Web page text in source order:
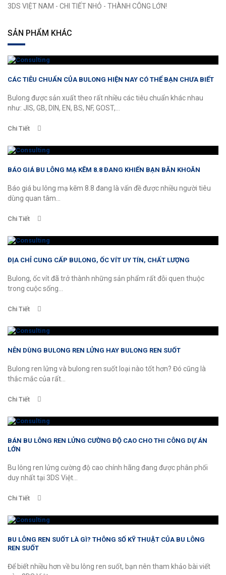
3DS VIỆT NAM - CHI TIẾT NHỎ - THÀNH CÔNG LỚN!
SẢN PHẨM KHÁC
CÁC TIÊU CHUẨN CỦA BULONG HIỆN NAY CÓ THỂ BẠN CHƯA BIẾT
Bulong được sản xuất theo rất nhiều các tiêu chuẩn khác nhau
như: JIS, GB, DIN, EN, BS, NF, GOST,...
Chi Tiết
BÁO GIÁ BU LÔNG MẠ KẼM 8.8 ĐANG KHIẾN BẠN BĂN KHOĂN
Báo giá bu lông mạ kẽm 8.8 đang là vấn đề được nhiều người tiêu
dùng quan tâm...
Chi Tiết
ĐỊA CHỈ CUNG CẤP BULONG, ỐC VÍT UY TÍN, CHẤT LƯỢNG
Bulong, ốc vít đã trở thành những sản phẩm rất đỗi quen thuộc
trong cuộc sống...
Chi Tiết
NÊN DÙNG BULONG REN LỬNG HAY BULONG REN SUỐT
Bulong ren lửng và bulong ren suốt loại nào tốt hơn? Đó cũng là
thắc mắc của rất...
Chi Tiết
BÁN BU LÔNG REN LỬNG CƯỜNG ĐỘ CAO CHO THI CÔNG DỰ ÁN
LỚN
Bu lông ren lửng cường độ cao chính hãng đang được phân phối
duy nhất tại 3DS Việt...
Chi Tiết
BU LÔNG REN SUỐT LÀ GÌ? THÔNG SỐ KỸ THUẬT CỦA BU LÔNG
REN SUỐT
Để biết nhiều hơn về bu lông ren suốt, bạn nên tham khảo bài viết